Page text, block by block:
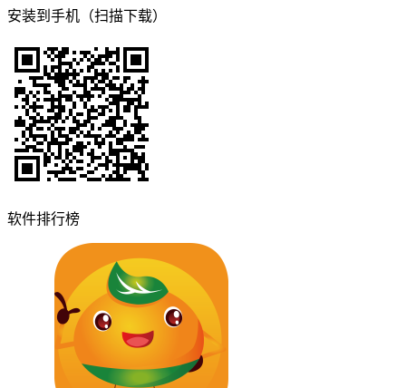
安装到手机（扫描下载）
软件排行榜